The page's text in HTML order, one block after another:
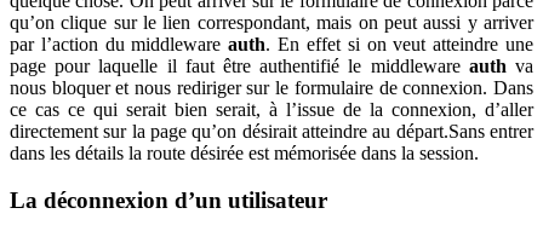
qu’on clique sur le lien correspondant, mais on peut aussi y arriver
par l’action du middlewareauth. En effet si on veut atteindre une
page pour laquelle il faut être authentifié le middleware auth va
nous bloquer et nous rediriger sur le formulaire de connexion. Dans
ce cas ce qui serait bien serait, à l’issue de la connexion, d’aller
directement sur la page qu’on désirait atteindre au départ.Sans entrer
dans les détails la route désirée est mémorisée dans la session.
La déconnexion d’un utilisateur